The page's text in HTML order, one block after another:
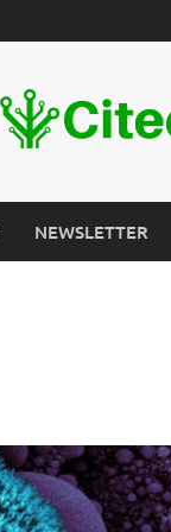
NEWSLETTER